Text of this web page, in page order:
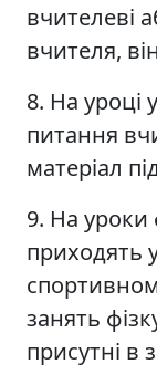
вчителеві
вчителя,
8. На уроці
питання
матеріал
9. На уроки
приходять
занять
присутні в